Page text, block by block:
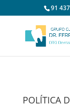
91
POLÍTICA